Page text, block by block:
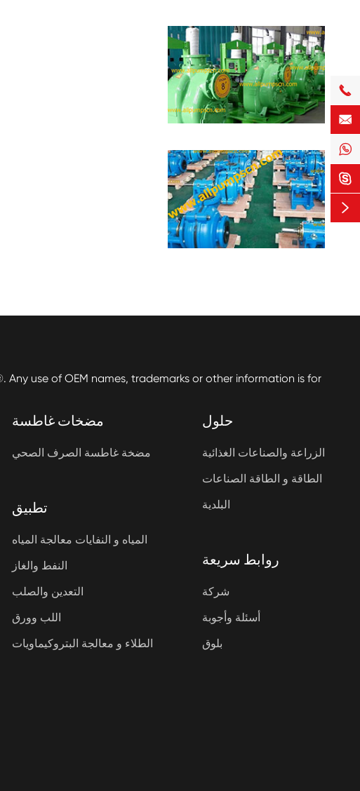
use of OEM names, trademarks or other information is for
مضخات غاطسة
مضخة غاطسة الصرف الصحي
تطبيق
المياه و النفايات معالجة المياه
النفط والغاز
التعدين والصلب
اللب وورق
الطلاء و معالجة البتروكيماويات
حلول
الزراعة والصناعات الغذائية
الطاقة و الطاقة الصناعات
البلدية
روابط سريعة
شركة
أسئلة وأجوبة
بلوق




